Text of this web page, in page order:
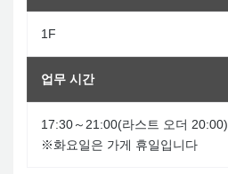
1F
업무 시간
17:30～21:00(라스트 오더 20:00)
※화요일은 가게 휴일입니다